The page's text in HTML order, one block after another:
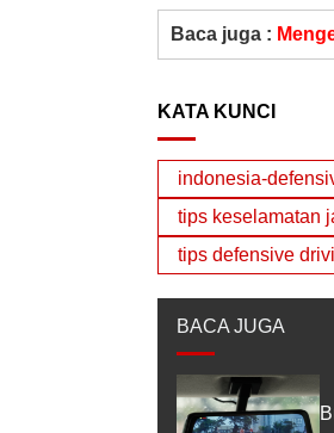
Baca juga :
KATA KUNCI
indonesia-
tips keselamatan
tips defensive
BACA JUGA